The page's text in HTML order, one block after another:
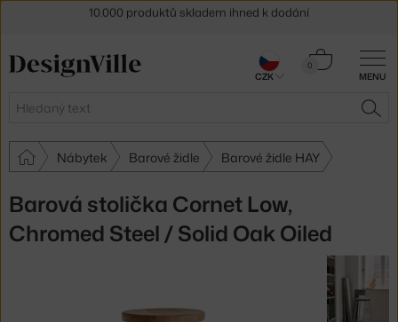
MENU
Hledat
0
Košík
Nábytek Barové židle Barové židle HAY
Barová stolička Cornet Low,
Chromed Steel / Solid Oak Oiled
30 dní na vrácení zboží
CZK